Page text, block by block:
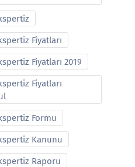
Fiyatları
Fiyatları 2019
Fiyatları
Formu
Kanunu
Raporu